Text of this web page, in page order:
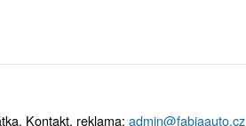
Kontakt, reklama: admin@fabiaauto.cz